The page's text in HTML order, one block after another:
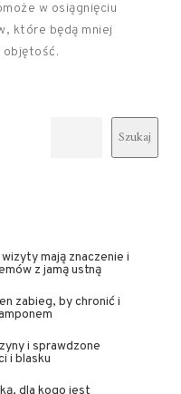
w osiągnięciu
które będą mniej
objętość.
Szukaj
mają znaczenie i
z jamą ustną
zabieg, by chronić i
i sprawdzone
i blasku